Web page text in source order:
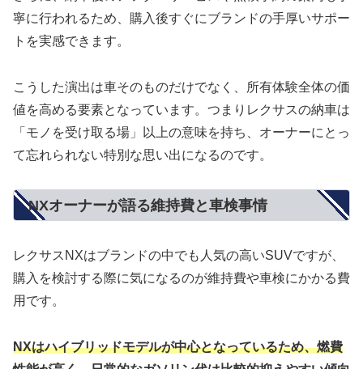
寧に行われるため、購入後すぐにブランドの手厚いサポー
トを実感できます。
こうした演出は車そのものだけでなく、所有体験全体の価
値を高める要素となっています。つまりレクサスの納車は
「モノを受け取る場」以上の意味を持ち、オーナーにとっ
て忘れられない特別な思い出になるのです。
NXオーナーが語る維持費と車検事情
レクサスNXはブランドの中でも人気の高いSUVですが、
購入を検討する際に気になるのが維持費や車検にかかる費
用です。
NXはハイブリッドモデルが中心となっているため、燃費